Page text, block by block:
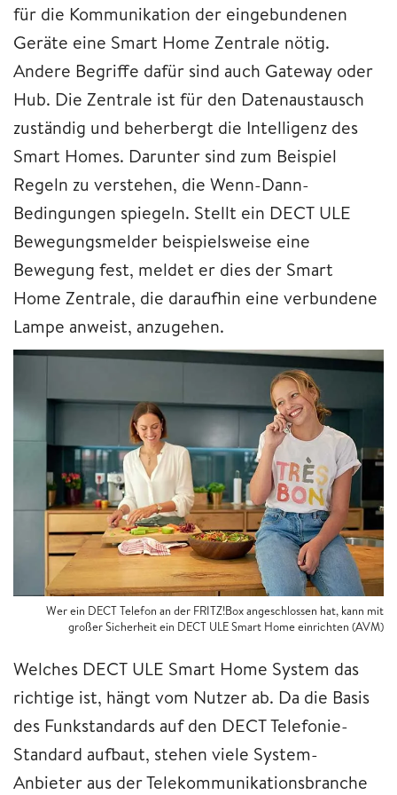
für die Kommunikation der eingebundenen
Geräte eine Smart Home Zentrale nötig.
Andere Begriffe dafür sind auch Gateway oder
Hub. Die Zentrale ist für den Datenaustausch
zuständig und beherbergt die Intelligenz des
Smart Homes. Darunter sind zum Beispiel
Regeln zu verstehen, die Wenn-Dann-
Bedingungen spiegeln. Stellt ein DECT ULE
Bewegungsmelder beispielsweise eine
Bewegung fest, meldet er dies der Smart
Home Zentrale, die daraufhin eine verbundene
Lampe anweist, anzugehen.
Wer ein DECT Telefon an der FRITZ!Box angeschlossen hat, kann mit
großer Sicherheit ein DECT ULE Smart Home einrichten (AVM)
Welches DECT ULE Smart Home System das
richtige ist, hängt vom Nutzer ab. Da die Basis
des Funkstandards auf den DECT Telefonie-
Standard aufbaut, stehen viele System-
Anbieter aus der Telekommunikationsbranche